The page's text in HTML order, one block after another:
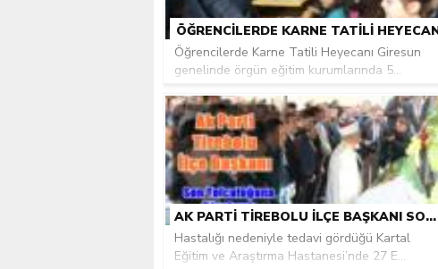
ÖĞRENCILERDE KARNE TATILI
Öğrencilerde Karne Tatili Heyecanı Giresun
genelinde örgün eğitim kurumlarında 5...
AK PARTI TIREBOLU İLÇE BAŞKANI SON YOLCULUĞUNA UĞURLANDI
Hastalığı nedeniyle tedavi gördüğü Kartal
Eğitim ve Araştırma Hastanesi’nde 27 E...